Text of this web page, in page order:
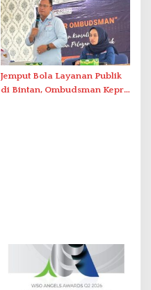
Abdul Jamal
Jemput Bola Layanan Publik
di Bintan, Ombudsman Kepri